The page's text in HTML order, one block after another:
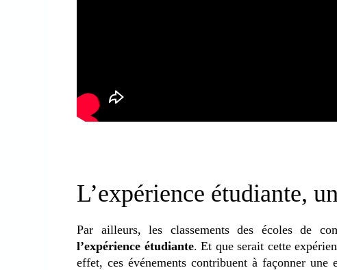
L’expérience étudiante,
Par ailleurs, les classements des écoles de
l’expérience étudiante. Et que serait cette
effet, ces événements contribuent à façonner